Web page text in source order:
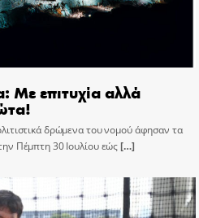
Με επιτυχία αλλά
δρώμενα του νομού άφησαν τα
Πέμπτη 30 Ιουλίου εώς[…]